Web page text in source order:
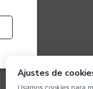
Ajustes de
Usamos cookies para